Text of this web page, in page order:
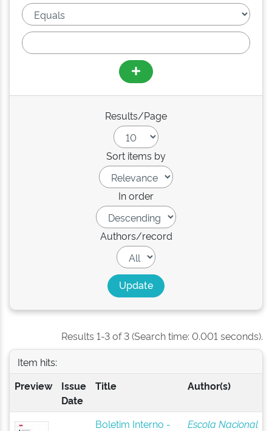
Results/Page
Sort items by
In order
Authors/record
Results 1-3 of 3 (Search time: 0.001 seconds).
Item hits:
Preview
Issue
Date
Title Author(s)
Boletim Interno -
Escola Nacional